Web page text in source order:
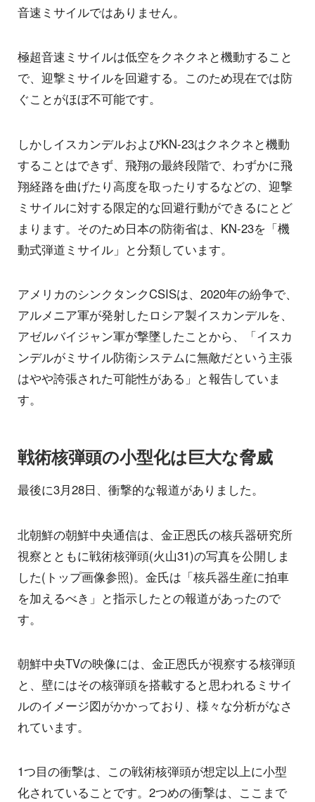
音速ミサイルではありません。
極超音速ミサイルは低空をクネクネと機動すること
で、迎撃ミサイルを回避する。このため現在では防
ぐことがほぼ不可能です。
しかしイスカンデルおよびKN-23はクネクネと機動
することはできず、飛翔の最終段階で、わずかに飛
翔経路を曲げたり高度を取ったりするなどの、迎撃
ミサイルに対する限定的な回避行動ができるにとど
まります。そのため日本の防衛省は、KN-23を「機
動式弾道ミサイル」と分類しています。
アメリカのシンクタンクCSISは、2020年の紛争で、
アルメニア軍が発射したロシア製イスカンデルを、
アゼルバイジャン軍が撃墜したことから、「イスカ
ンデルがミサイル防衛システムに無敵だという主張
はやや誇張された可能性がある」と報告していま
す。
戦術核弾頭の小型化は巨大な脅威
最後に3月28日、衝撃的な報道がありました。
北朝鮮の朝鮮中央通信は、金正恩氏の核兵器研究所
視察とともに戦術核弾頭(火山31)の写真を公開しま
した(トップ画像参照)。金氏は「核兵器生産に拍車
を加えるべき」と指示したとの報道があったので
す。
朝鮮中央TVの映像には、金正恩氏が視察する核弾頭
と、壁にはその核弾頭を搭載すると思われるミサイ
ルのイメージ図がかかっており、様々な分析がなさ
れています。
1つ目の衝撃は、この戦術核弾頭が想定以上に小型
化されていることです。2つめの衝撃は、ここまで